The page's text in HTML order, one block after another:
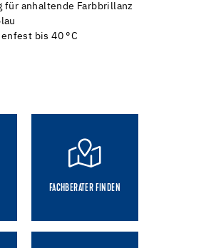
für anhaltende Farbbrillanz
bis 40 °C
FACHBERATER FINDEN